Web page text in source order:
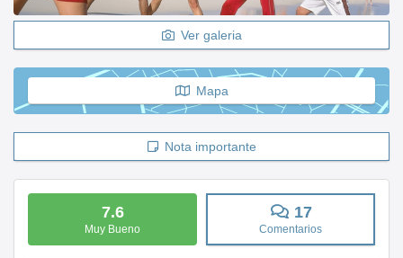
Ver galeria
Mapa
Nota importante
7.6
Muy Bueno
17
Comentarios